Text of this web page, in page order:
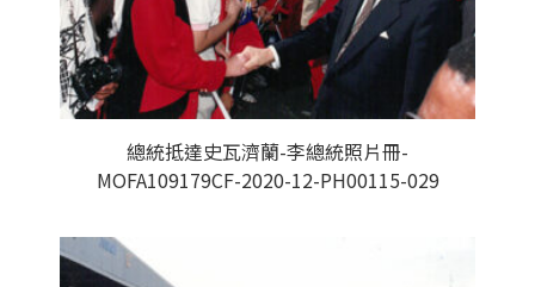
總統抵達史瓦濟蘭-李總統照片冊-
MOFA109179CF-2020-12-PH00115-029